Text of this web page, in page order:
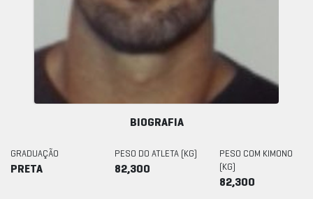
BIOGRAFIA
GRADUAÇÃO
PRETA
PESO DO ATLETA (KG)
82,300
PESO COM KIMONO
(KG)
82,300